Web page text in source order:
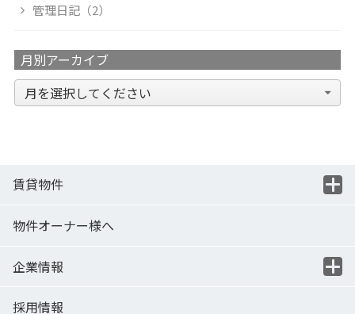
管理日記（2）
月別アーカイブ
賃貸物件
物件オーナー様へ
企業情報
採用情報